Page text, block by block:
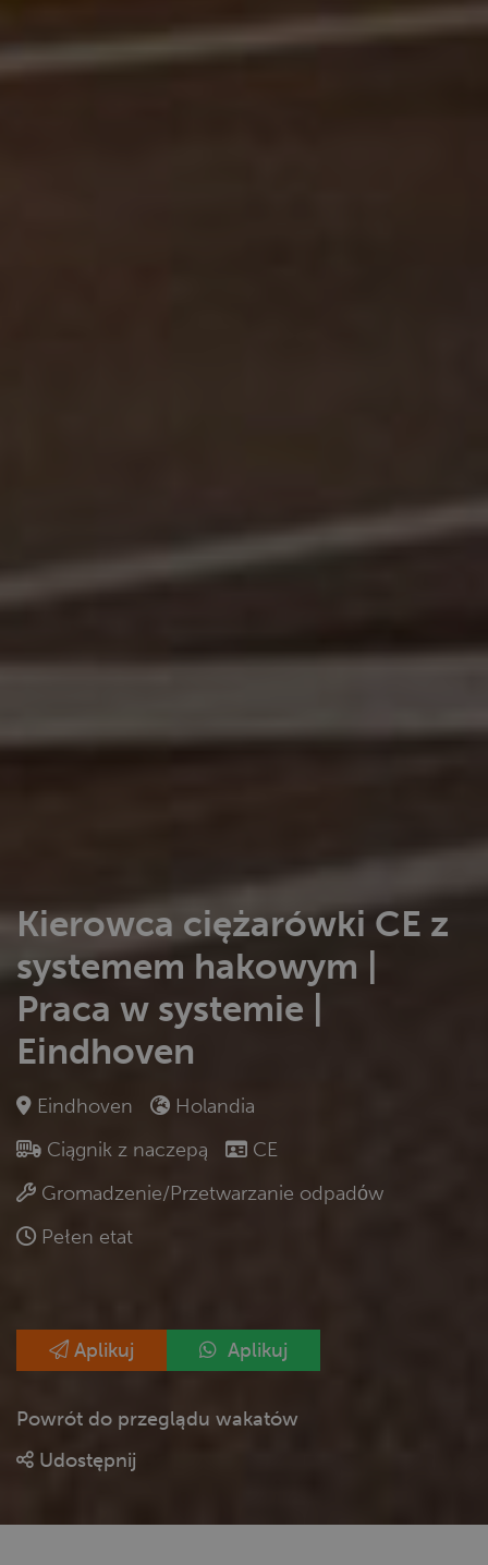
Kierowca ciężarówki CE z
systemem hakowym |
Praca w systemie |
Eindhoven
Eindhoven
Holandia
Ciągnik z naczepą
CE
Gromadzenie/Przetwarzanie odpadόw
Pełen etat
Aplikuj Aplikuj
Powrót do przeglądu wakatów
Udostępnij